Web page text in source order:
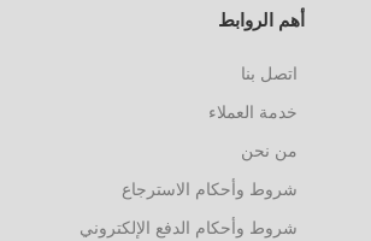
أهم الروابط
اتصل بنا
خدمة العملاء
من نحن
شروط وأحكام الاسترجاع
شروط وأحكام الدفع الإلكتروني